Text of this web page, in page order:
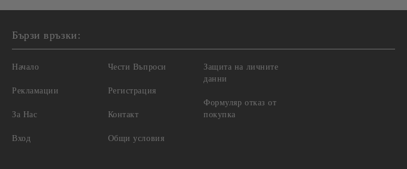
Бързи връзки:
Начало
Рекламации
За Нас
Вход
Чести Въпроси
Регистрация
Контакт
Общи условия
Защита на личните
данни
Формуляр отказ от
покупка